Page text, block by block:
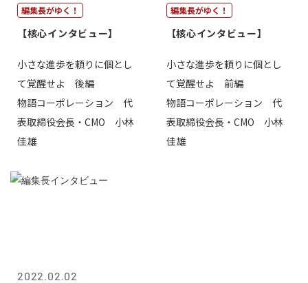
編集長がゆく！
【核心インタビュー】
小さな進歩を頼りに個とし
て覚醒せよ 後編
物語コーポレーション 代
表取締役会長・CMO 小林
佳雄
編集長がゆく！
【核心インタビュー】
小さな進歩を頼りに個とし
て覚醒せよ 前編
物語コーポレーション 代
表取締役会長・CMO 小林
佳雄
2022.02.02